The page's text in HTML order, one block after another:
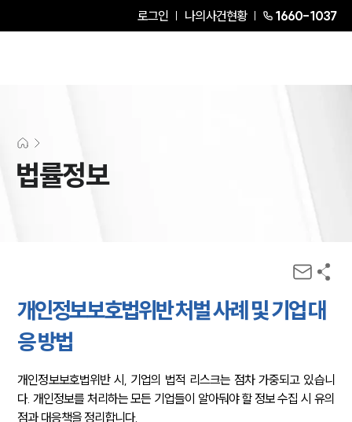
로그인 나의사건현황 1660-1037
법률정보
개인정보보호법위반 처벌 사례 및 기업 대
응 방법
개인정보보호법위반 시, 기업의 법적 리스크는 점차 가중되고 있습니
다. 개인정보를 처리하는 모든 기업들이 알아둬야 할 정보 수집 시 유의
점과 대응책을 정리합니다.